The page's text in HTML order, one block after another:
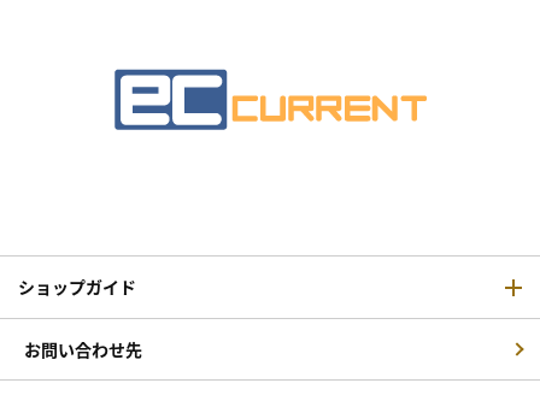
ショップガイド
お問い合わせ先